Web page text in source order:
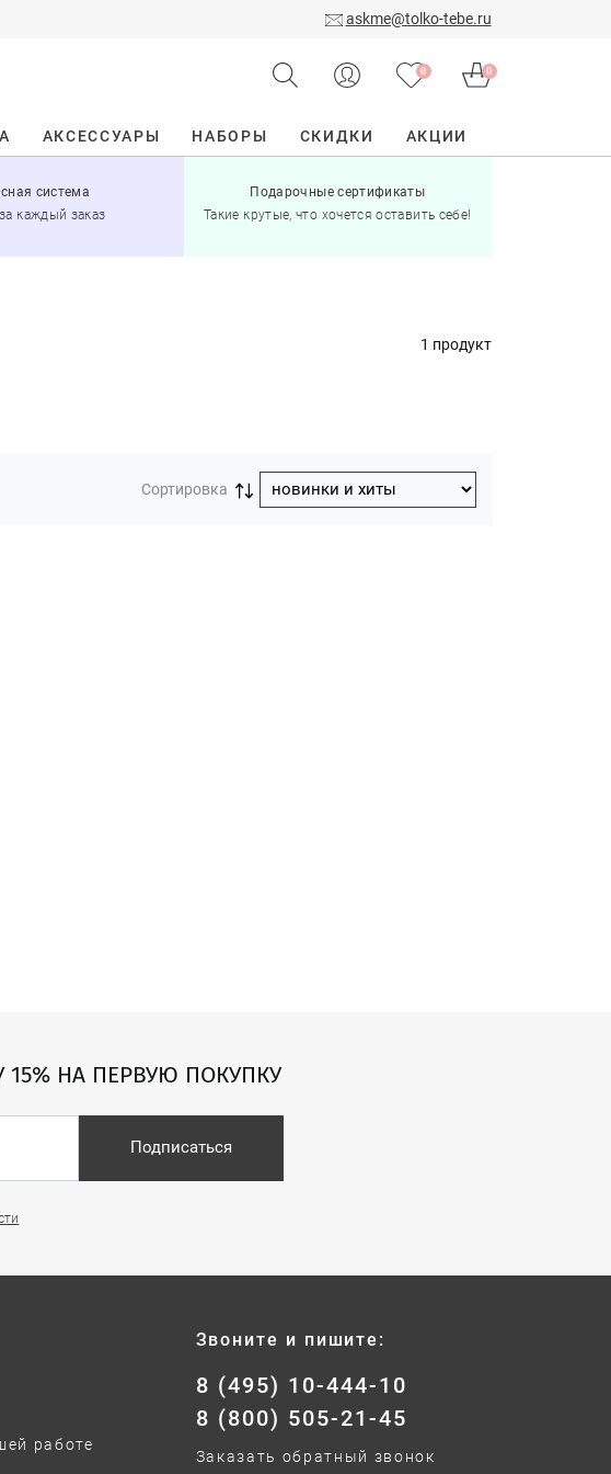
askme@tolko-tebe.ru
0 0
АКСЕССУАРЫ НАБОРЫ СКИДКИ АКЦИИ
система
каждый заказ
Подарочные сертификаты
Такие крутые, что хочется оставить себе!
1 продукт
Сортировка
15% НА ПЕРВУЮ ПОКУПКУ
Подписаться
работе
Звоните и пишите:
8 (495) 10-444-10
8 (800) 505-21-45
Заказать обратный звонок